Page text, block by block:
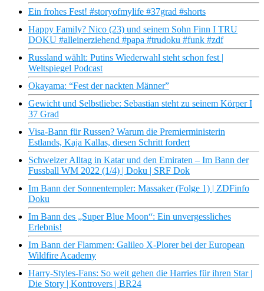
Ein frohes Fest! #storyofmylife #37grad #shorts
Happy Family? Nico (23) und seinem Sohn Finn I TRU
DOKU #alleinerziehend #papa #trudoku #funk #zdf
Russland wählt: Putins Wiederwahl steht schon fest |
Weltspiegel Podcast
Okayama: “Fest der nackten Männer”
Gewicht und Selbstliebe: Sebastian steht zu seinem Körper I
37 Grad
Visa-Bann für Russen? Warum die Premierministerin
Estlands, Kaja Kallas, diesen Schritt fordert
Schweizer Alltag in Katar und den Emiraten – Im Bann der
Fussball WM 2022 (1/4) | Doku | SRF Dok
Im Bann der Sonnentempler: Massaker (Folge 1) | ZDFinfo
Doku
Im Bann des „Super Blue Moon“: Ein unvergessliches
Erlebnis!
Im Bann der Flammen: Galileo X-Plorer bei der European
Wildfire Academy
Harry-Styles-Fans: So weit gehen die Harries für ihren Star |
Die Story | Kontrovers | BR24